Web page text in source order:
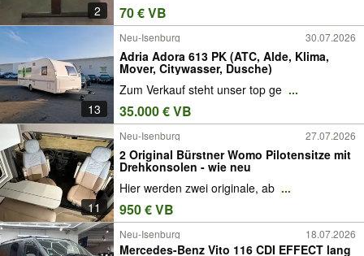
2 70 € VB
13
Neu-Isenburg 30.07.2026
Adria Adora 613 PK (ATC, Alde, Klima,
Mover, Citywasser, Dusche)
Zum Verkauf steht unser top ge ...
35.000 € VB
11
Neu-Isenburg 27.07.2026
2 Original Bürstner Womo Pilotensitze mit
Drehkonsolen - wie neu
Hier werden zwei originale, ab ...
950 € VB
Neu-Isenburg 18.07.2026
Mercedes-Benz Vito 116 CDI EFFECT lang